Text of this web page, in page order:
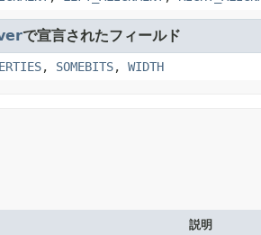
で宣言されたフィールド
, SOMEBITS, WIDTH
説明